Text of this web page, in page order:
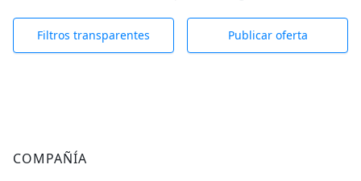
Filtros transparentes Publicar oferta
COMPAÑÍA